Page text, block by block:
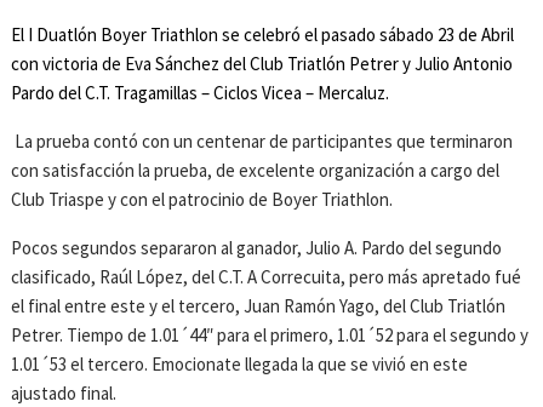
El I Duatlón Boyer Triathlon se celebró el pasado sábado 23 de Abril
con victoria de Eva Sánchez del Club Triatlón Petrer y Julio Antonio
Pardo del C.T. Tragamillas – Ciclos Vicea – Mercaluz.
La prueba contó con un centenar de participantes que terminaron
con satisfacción la prueba, de excelente organización a cargo del
Club Triaspe y con el patrocinio de Boyer Triathlon.
Pocos segundos separaron al ganador, Julio A. Pardo del segundo
clasificado, Raúl López, del C.T. A Correcuita, pero más apretado fué
el final entre este y el tercero, Juan Ramón Yago, del Club Triatlón
Petrer. Tiempo de 1.01´44″ para el primero, 1.01´52 para el segundo y
1.01´53 el tercero. Emocionate llegada la que se vivió en este
ajustado final.